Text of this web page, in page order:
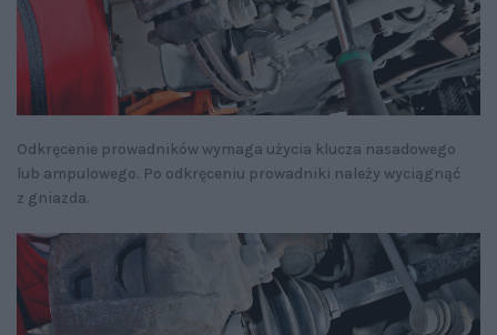
Odkręcenie prowadników wymaga użycia klucza nasadowego
lub ampulowego. Po odkręceniu prowadniki należy wyciągnąć
z gniazda.